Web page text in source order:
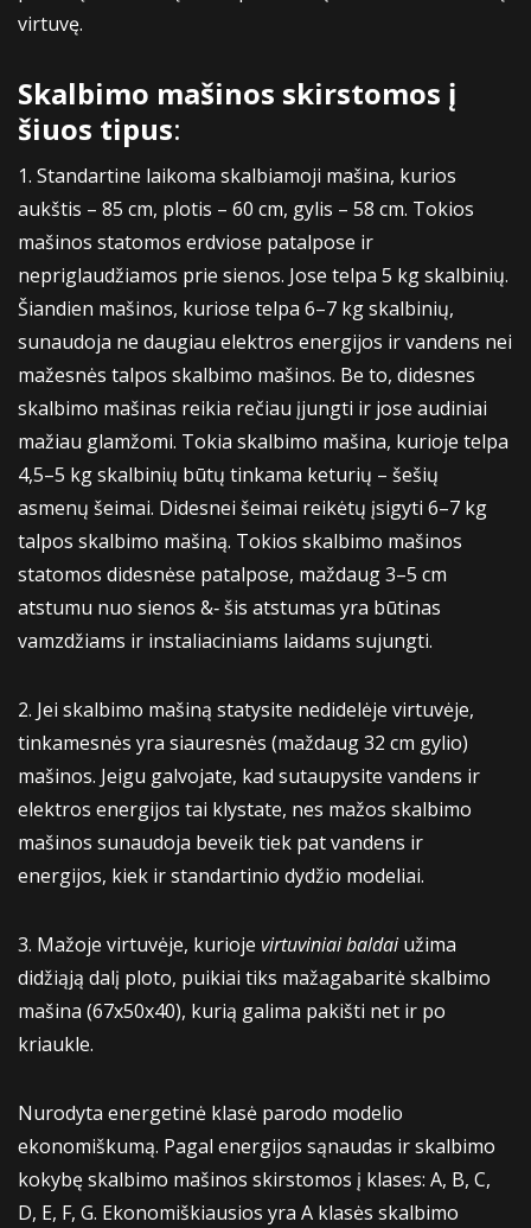
virtuvę.
Skalbimo mašinos skirstomos į
šiuos tipus:
1. Standartine laikoma skalbiamoji mašina, kurios
aukštis – 85 cm, plotis – 60 cm, gylis – 58 cm. Tokios
mašinos statomos erdviose patalpose ir
nepriglaudžiamos prie sienos. Jose telpa 5 kg skalbinių.
Šiandien mašinos, kuriose telpa 6–7 kg skalbinių,
sunaudoja ne daugiau elektros energijos ir vandens nei
mažesnės talpos skalbimo mašinos. Be to, didesnes
skalbimo mašinas reikia rečiau įjungti ir jose audiniai
mažiau glamžomi. Tokia skalbimo mašina, kurioje telpa
4,5–5 kg skalbinių būtų tinkama keturių – šešių
asmenų šeimai. Didesnei šeimai reikėtų įsigyti 6–7 kg
talpos skalbimo mašiną. Tokios skalbimo mašinos
statomos didesnėse patalpose, maždaug 3–5 cm
atstumu nuo sienos &‐ šis atstumas yra būtinas
vamzdžiams ir instaliaciniams laidams sujungti.
2. Jei skalbimo mašiną statysite nedidelėje virtuvėje,
tinkamesnės yra siauresnės (maždaug 32 cm gylio)
mašinos. Jeigu galvojate, kad sutaupysite vandens ir
elektros energijos tai klystate, nes mažos skalbimo
mašinos sunaudoja beveik tiek pat vandens ir
energijos, kiek ir standartinio dydžio modeliai.
3. Mažoje virtuvėje, kurioje virtuviniai baldaiužima
didžiąją dalį ploto, puikiai tiks mažagabaritė skalbimo
mašina (67x50x40), kurią galima pakišti net ir po
kriaukle.
Nurodyta energetinė klasė parodo modelio
ekonomiškumą. Pagal energijos sąnaudas ir skalbimo
kokybę skalbimo mašinos skirstomos į klases: A, B, C,
D, E, F, G. Ekonomiškiausios yra A klasės skalbimo